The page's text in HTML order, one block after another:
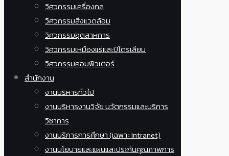
วิศวกรรมเครื่องกล
วิศวกรรมสิ่งแวดล้อม
วิศวกรรมอุตสาหการ
วิศวกรรมเหมืองแร่และปิโตรเลียม
วิศวกรรมคอมพิวเตอร์
สำนักงาน
งานบริหารทั่วไป
งานบริหารงานวิจัย นวัตกรรมและบริการ
วิชาการ
งานบริการการศึกษา (เฉพาะ Intranet)
งานนโยบายและแผนและประกันคุณภาพการ